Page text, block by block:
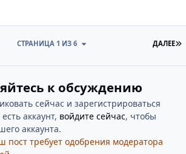
ДАЛЕЕ
СТРАНИЦА 1 ИЗ 6
к обсуждению
сейчас и зарегистрироваться
аккаунт, войдите сейчас, чтобы
аккаунта.
пост требует одобрения модератора